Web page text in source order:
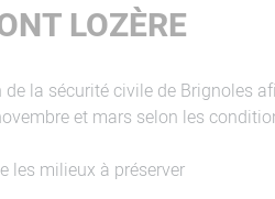
LOZÈRE
la sécurité civile de Brignoles
et mars selon les
les milieux à préserver